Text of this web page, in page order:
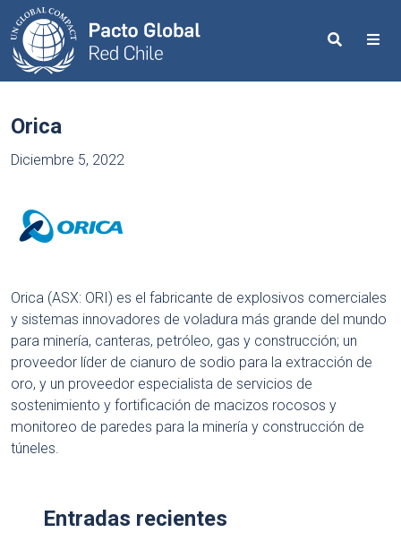
Search
Orica
Diciembre 5, 2022
Orica (ASX: ORI) es el fabricante de explosivos comerciales
y sistemas innovadores de voladura más grande del mundo
para minería, canteras, petróleo, gas y construcción; un
proveedor líder de cianuro de sodio para la extracción de
oro, y un proveedor especialista de servicios de
sostenimiento y fortificación de macizos rocosos y
monitoreo de paredes para la minería y construcción de
túneles.
Entradas recientes